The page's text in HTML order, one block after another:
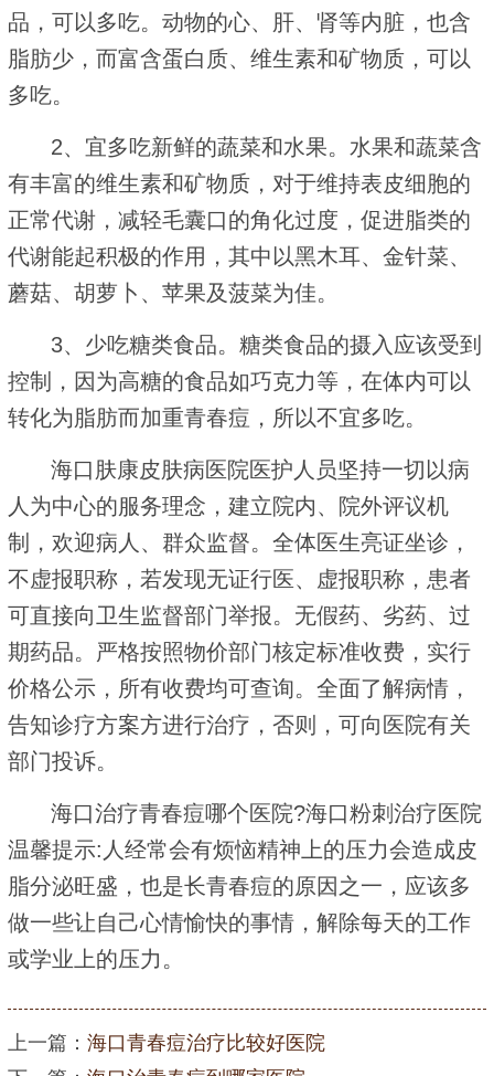
品，可以多吃。动物的心、肝、肾等内脏，也含
脂肪少，而富含蛋白质、维生素和矿物质，可以
多吃。
2、宜多吃新鲜的蔬菜和水果。水果和蔬菜含
有丰富的维生素和矿物质，对于维持表皮细胞的
正常代谢，减轻毛囊口的角化过度，促进脂类的
代谢能起积极的作用，其中以黑木耳、金针菜、
蘑菇、胡萝卜、苹果及菠菜为佳。
3、少吃糖类食品。糖类食品的摄入应该受到
控制，因为高糖的食品如巧克力等，在体内可以
转化为脂肪而加重青春痘，所以不宜多吃。
海口肤康皮肤病医院医护人员坚持一切以病
人为中心的服务理念，建立院内、院外评议机
制，欢迎病人、群众监督。全体医生亮证坐诊，
不虚报职称，若发现无证行医、虚报职称，患者
可直接向卫生监督部门举报。无假药、劣药、过
期药品。严格按照物价部门核定标准收费，实行
价格公示，所有收费均可查询。全面了解病情，
告知诊疗方案方进行治疗，否则，可向医院有关
部门投诉。
海口治疗青春痘哪个医院?海口粉刺治疗医院
温馨提示:人经常会有烦恼精神上的压力会造成皮
脂分泌旺盛，也是长青春痘的原因之一，应该多
做一些让自己心情愉快的事情，解除每天的工作
或学业上的压力。
上一篇： 海口青春痘治疗比较好医院